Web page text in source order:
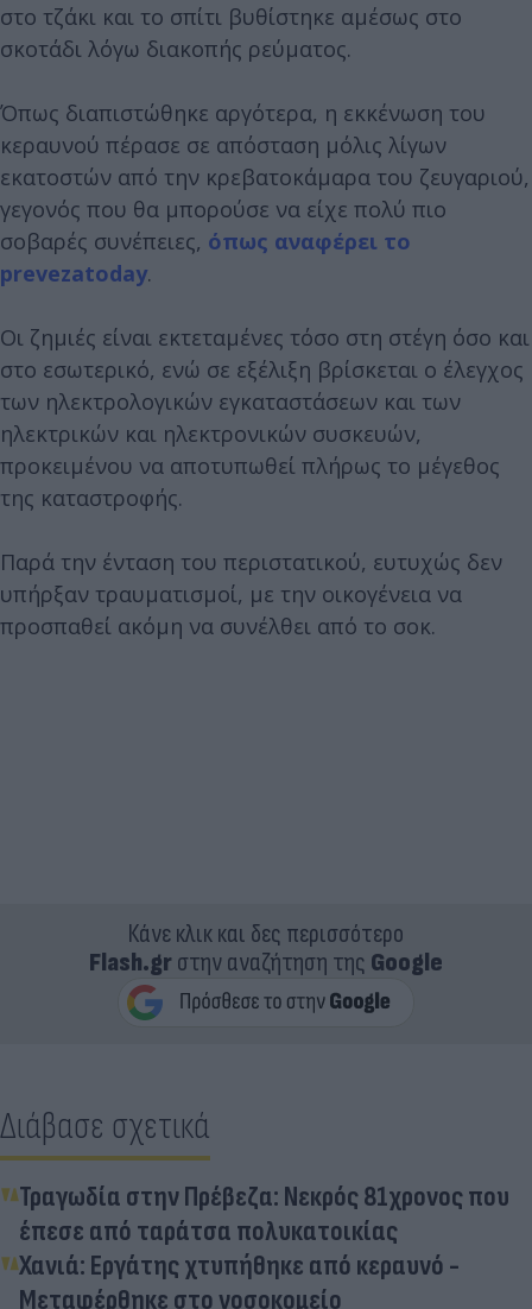
στο τζάκι και το σπίτι βυθίστηκε αμέσως στο
σκοτάδι λόγω διακοπής ρεύματος.
Όπως διαπιστώθηκε αργότερα, η εκκένωση του
κεραυνού πέρασε σε απόσταση μόλις λίγων
εκατοστών από την κρεβατοκάμαρα του ζευγαριού,
γεγονός που θα μπορούσε να είχε πολύ πιο
σοβαρές συνέπειες, όπως αναφέρει το
prevezatoday.
Οι ζημιές είναι εκτεταμένες τόσο στη στέγη όσο και
στο εσωτερικό, ενώ σε εξέλιξη βρίσκεται ο έλεγχος
των ηλεκτρολογικών εγκαταστάσεων και των
ηλεκτρικών και ηλεκτρονικών συσκευών,
προκειμένου να αποτυπωθεί πλήρως το μέγεθος
της καταστροφής.
Παρά την ένταση του περιστατικού, ευτυχώς δεν
υπήρξαν τραυματισμοί, με την οικογένεια να
προσπαθεί ακόμη να συνέλθει από το σοκ.
Κάνε κλικ και δες περισσότερο
Flash.grστην αναζήτηση της Google
Διάβασε σχετικά
Τραγωδία στην Πρέβεζα: Νεκρός 81χρονος που
έπεσε από ταράτσα πολυκατοικίας
Χανιά: Εργάτης χτυπήθηκε από κεραυνό -
Μεταφέρθηκε στο νοσοκομείο